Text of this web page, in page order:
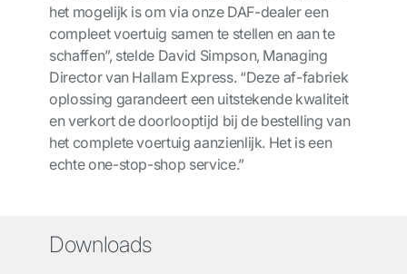
het mogelijk is om via onze DAF-dealereen
compleet voertuig samen te stellen en aan te
schaffen”, stelde David Simpson, Managing
Director van Hallam Express. “Deze af-fabriek
oplossing garandeert een uitstekende kwaliteit
en verkort dedoorlooptijd bij de bestellingvan
het complete voertuigaanzienlijk. Het is een
echteone-stop-shop service.”
Downloads